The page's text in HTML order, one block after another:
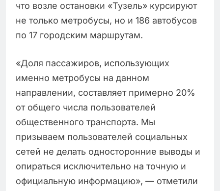
что возле остановки «Тузель» курсируют
не только метробусы, но и 186 автобусов
по 17 городским маршрутам.
«Доля пассажиров, использующих
именно метробусы на данном
направлении, составляет примерно 20%
от общего числа пользователей
общественного транспорта. Мы
призываем пользователей социальных
сетей не делать односторонние выводы и
опираться исключительно на точную и
официальную информацию», — отметили